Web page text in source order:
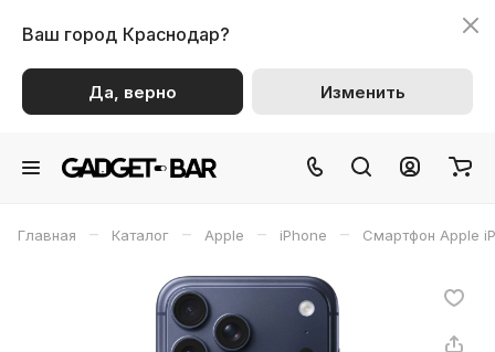
Ваш город Краснодар?
Да, верно Изменить
Главная – Каталог – Apple – iPhone – Смартфон Apple